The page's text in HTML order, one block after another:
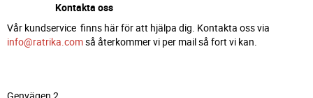
Kontakta oss
Vår kundservice finns här för att hjälpa dig. Kontakta oss via
info@ratrika.comså återkommer vi per mail så fort vi kan.